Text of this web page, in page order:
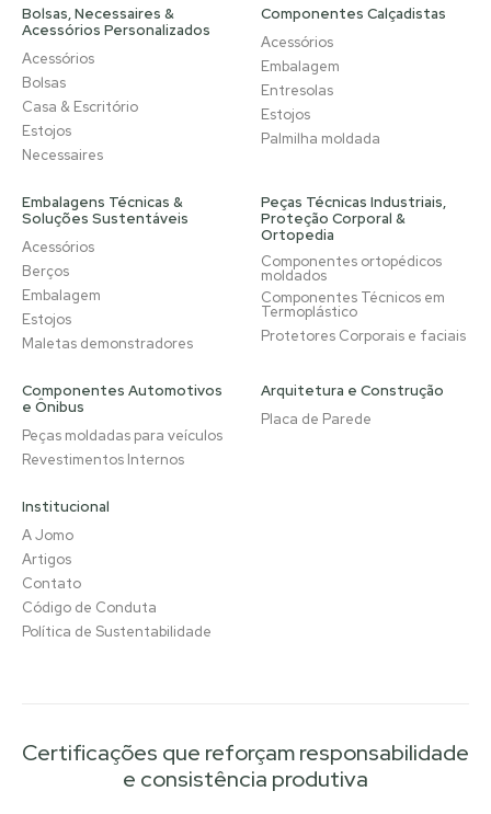
Bolsas, Necessaires &
Acessórios Personalizados
Acessórios
Bolsas
Casa & Escritório
Estojos
Necessaires
Componentes Calçadistas
Acessórios
Embalagem
Entresolas
Estojos
Palmilha moldada
Embalagens Técnicas &
Soluções Sustentáveis
Acessórios
Berços
Embalagem
Estojos
Maletas demonstradores
Peças Técnicas Industriais,
Proteção Corporal &
Ortopedia
Componentes ortopédicos
moldados
Componentes Técnicos em
Termoplástico
Protetores Corporais e faciais
Componentes Automotivos
e Ônibus
Peças moldadas para veículos
Revestimentos Internos
Arquitetura e Construção
Placa de Parede
Institucional
A Jomo
Artigos
Contato
Código de Conduta
Política de Sustentabilidade
Certificações que reforçam responsabilidade
e consistência produtiva